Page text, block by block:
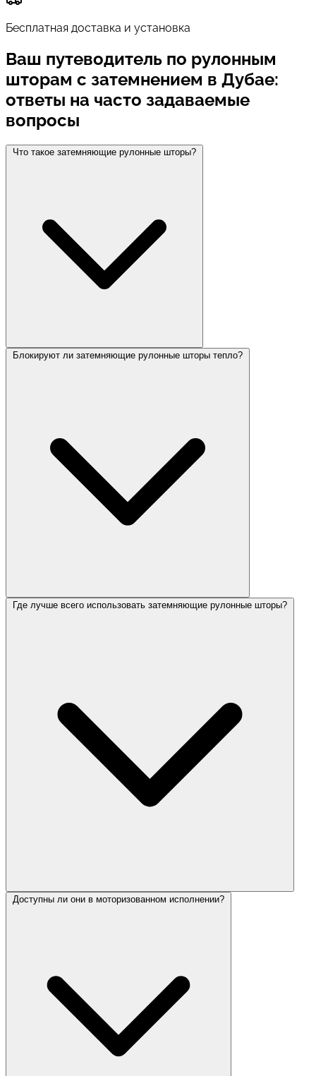
Бесплатная доставка и установка
Ваш путеводитель по рулонным
шторам с затемнением в Дубае:
ответы на часто задаваемые
вопросы
Что такое затемняющие рулонные шторы?
Блокируют ли затемняющие рулонные шторы тепло?
Где лучше всего использовать затемняющие рулонные шторы?
Доступны ли они в моторизованном исполнении?